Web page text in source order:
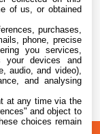
26 sur
of us, or obtained
purchases,
phone, precise
you services,
your devices and
audio, and video),
and analysing
at any time via the
and object to
choices remain